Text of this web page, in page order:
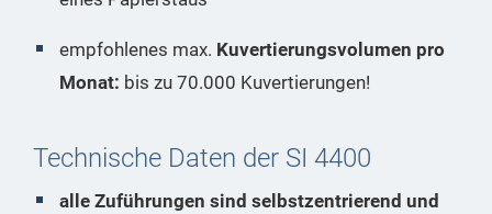
empfohlenes max. Kuvertierungsvolumen pro
Monat: bis zu 70.000 Kuvertierungen!
Technische Daten der SI 4400
alle Zuführungen sind selbstzentrierend und